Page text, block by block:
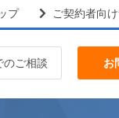
プ ご契約者向
のご相談 お